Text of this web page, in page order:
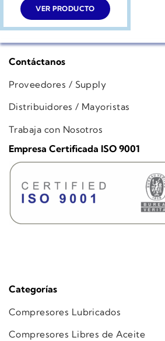
VER PRODUCTO
Categorías
Compresores Lubricados
Compresores Libres de Aceite
Contáctanos
Proveedores / Supply
Distribuidores / Mayoristas
Trabaja con Nosotros
Empresa Certificada ISO 9001